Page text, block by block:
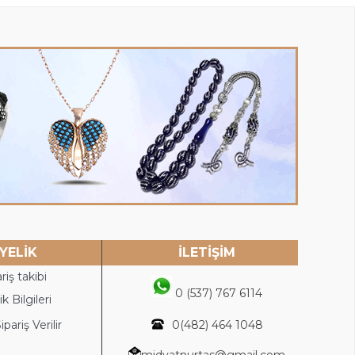
İLETİŞİM
takibi
0 (537) 767 6114
Bilgileri
Verilir 0(482) 464 1048